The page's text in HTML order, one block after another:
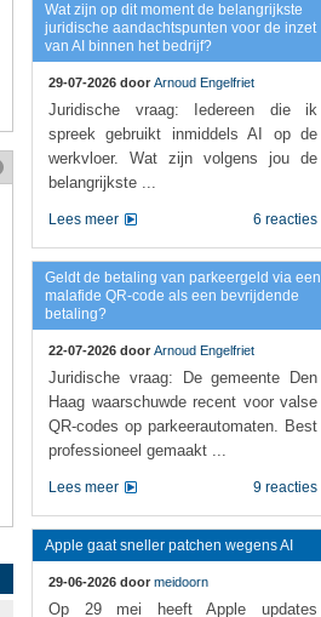
Wat zijn op dit moment de belangrijkste
juridische aandachtspunten voor de inzet
van AI binnen het bedrijf?
29-07-2026 door Arnoud Engelfriet
Juridische vraag: Iedereen die ik
spreek gebruikt inmiddels AI op de
werkvloer. Wat zijn volgens jou de
belangrijkste ...
6 reacties
Lees meer
Geldt de betaling van parkeergeld via een
malafide QR-code als een bevrijdende
betaling?
22-07-2026 door Arnoud Engelfriet
Juridische vraag: De gemeente Den
Haag waarschuwde recent voor valse
QR-codes op parkeerautomaten. Best
professioneel gemaakt ...
9 reacties
Lees meer
Apple gaat sneller patchen wegens AI
29-06-2026 door meidoorn
Op 29 mei heeft Apple updates